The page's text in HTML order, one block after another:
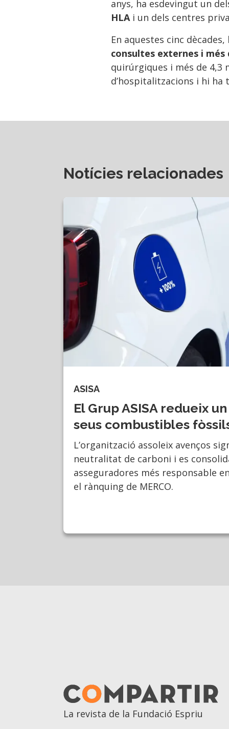
anys, ha esdevingut un
HLA i un dels centres
En aquestes cinc
consultes externes i més
quirúrgiques i més de 4,3
d’hospitalitzacions i hi
Notícies relacionades
ASISA
El Grup ASISA redueix un
seus combustibles
L’organització assoleix avenços
neutralitat de carboni i es
asseguradores més responsable
el rànquing de MERCO.
La revista de la Fundació Espriu